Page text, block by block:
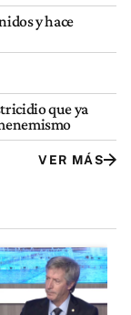
y hace
que ya
VER MÁS
en los
al ideólogo
de tendencia con